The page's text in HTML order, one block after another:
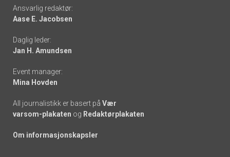
-
links
Ansvarlig redaktør:
Aase E. Jacobsen
Daglig leder:
Jan H. Amundsen
Event manager:
Mina Hovden
All journalistikk er basert på Vær
varsom-plakaten og Redaktørplakaten
Om informasjonskapsler